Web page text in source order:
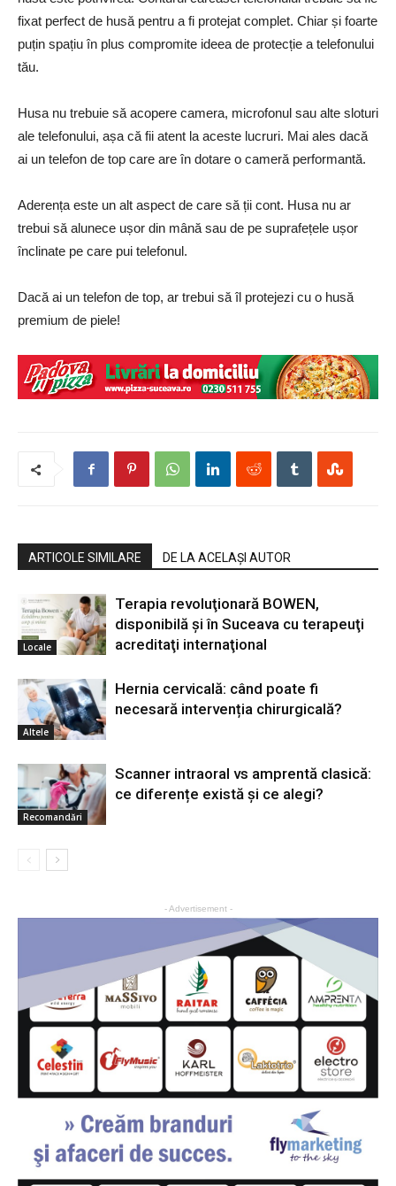
fixat perfect de husă pentru a fi protejat complet. Chiar și foarte
puțin spațiu în plus compromite ideea de protecție a telefonului
tău.
Husa nu trebuie să acopere camera, microfonul sau alte sloturi
ale telefonului, așa că fii atent la aceste lucruri. Mai ales dacă
ai un telefon de top care are în dotare o cameră performantă.
Aderența este un alt aspect de care să ții cont. Husa nu ar
trebui să alunece ușor din mână sau de pe suprafețele ușor
înclinate pe care pui telefonul.
Dacă ai un telefon de top, ar trebui să îl protejezi cu o husă
premium de piele!
ARTICOLE SIMILARE DE LA ACELAȘI AUTOR
Locale
Terapia revoluţionară BOWEN,
disponibilă şi în Suceava cu terapeuţi
acreditaţi internaţional
Altele
Hernia cervicală: când poate fi
necesară intervenția chirurgicală?
Recomandări
Scanner intraoral vs amprentă clasică:
ce diferențe există și ce alegi?
- Advertisement -